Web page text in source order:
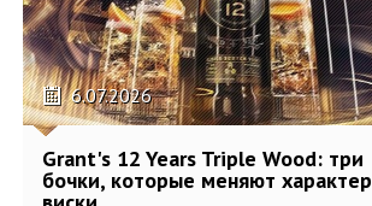
6.07.2026
Grant's 12 Years Triple Wood: три
бочки, которые меняют характер